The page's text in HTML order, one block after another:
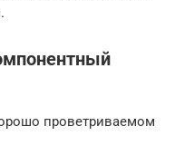
проветриваемом